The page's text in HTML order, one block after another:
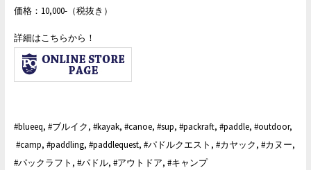
価格：10,000-（税抜き）
詳細はこちらから！
#blueeq, #ブルイク, #kayak, #canoe, #sup, #packraft, #paddle, #outdoor,
#camp, #paddling, #paddlequest, #パドルクエスト, #カヤック, #カヌー,
#パックラフト, #パドル, #アウトドア, #キャンプ